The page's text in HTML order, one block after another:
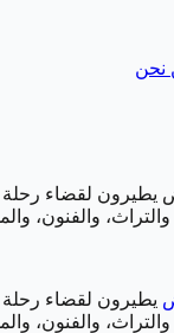
نحن
يطيرون لقضاء
والمشي، إليك
يطيرون لقضاء رحلة
الأشياء التي يمكن